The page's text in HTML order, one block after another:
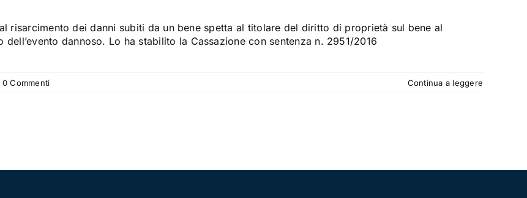
risarcimento dei danni subiti da un bene spetta al titolare del diritto di proprietà sul bene al
dell’evento dannoso. Lo ha stabilito la Cassazione con sentenza n. 2951/2016
0 Commenti Continua a leggere